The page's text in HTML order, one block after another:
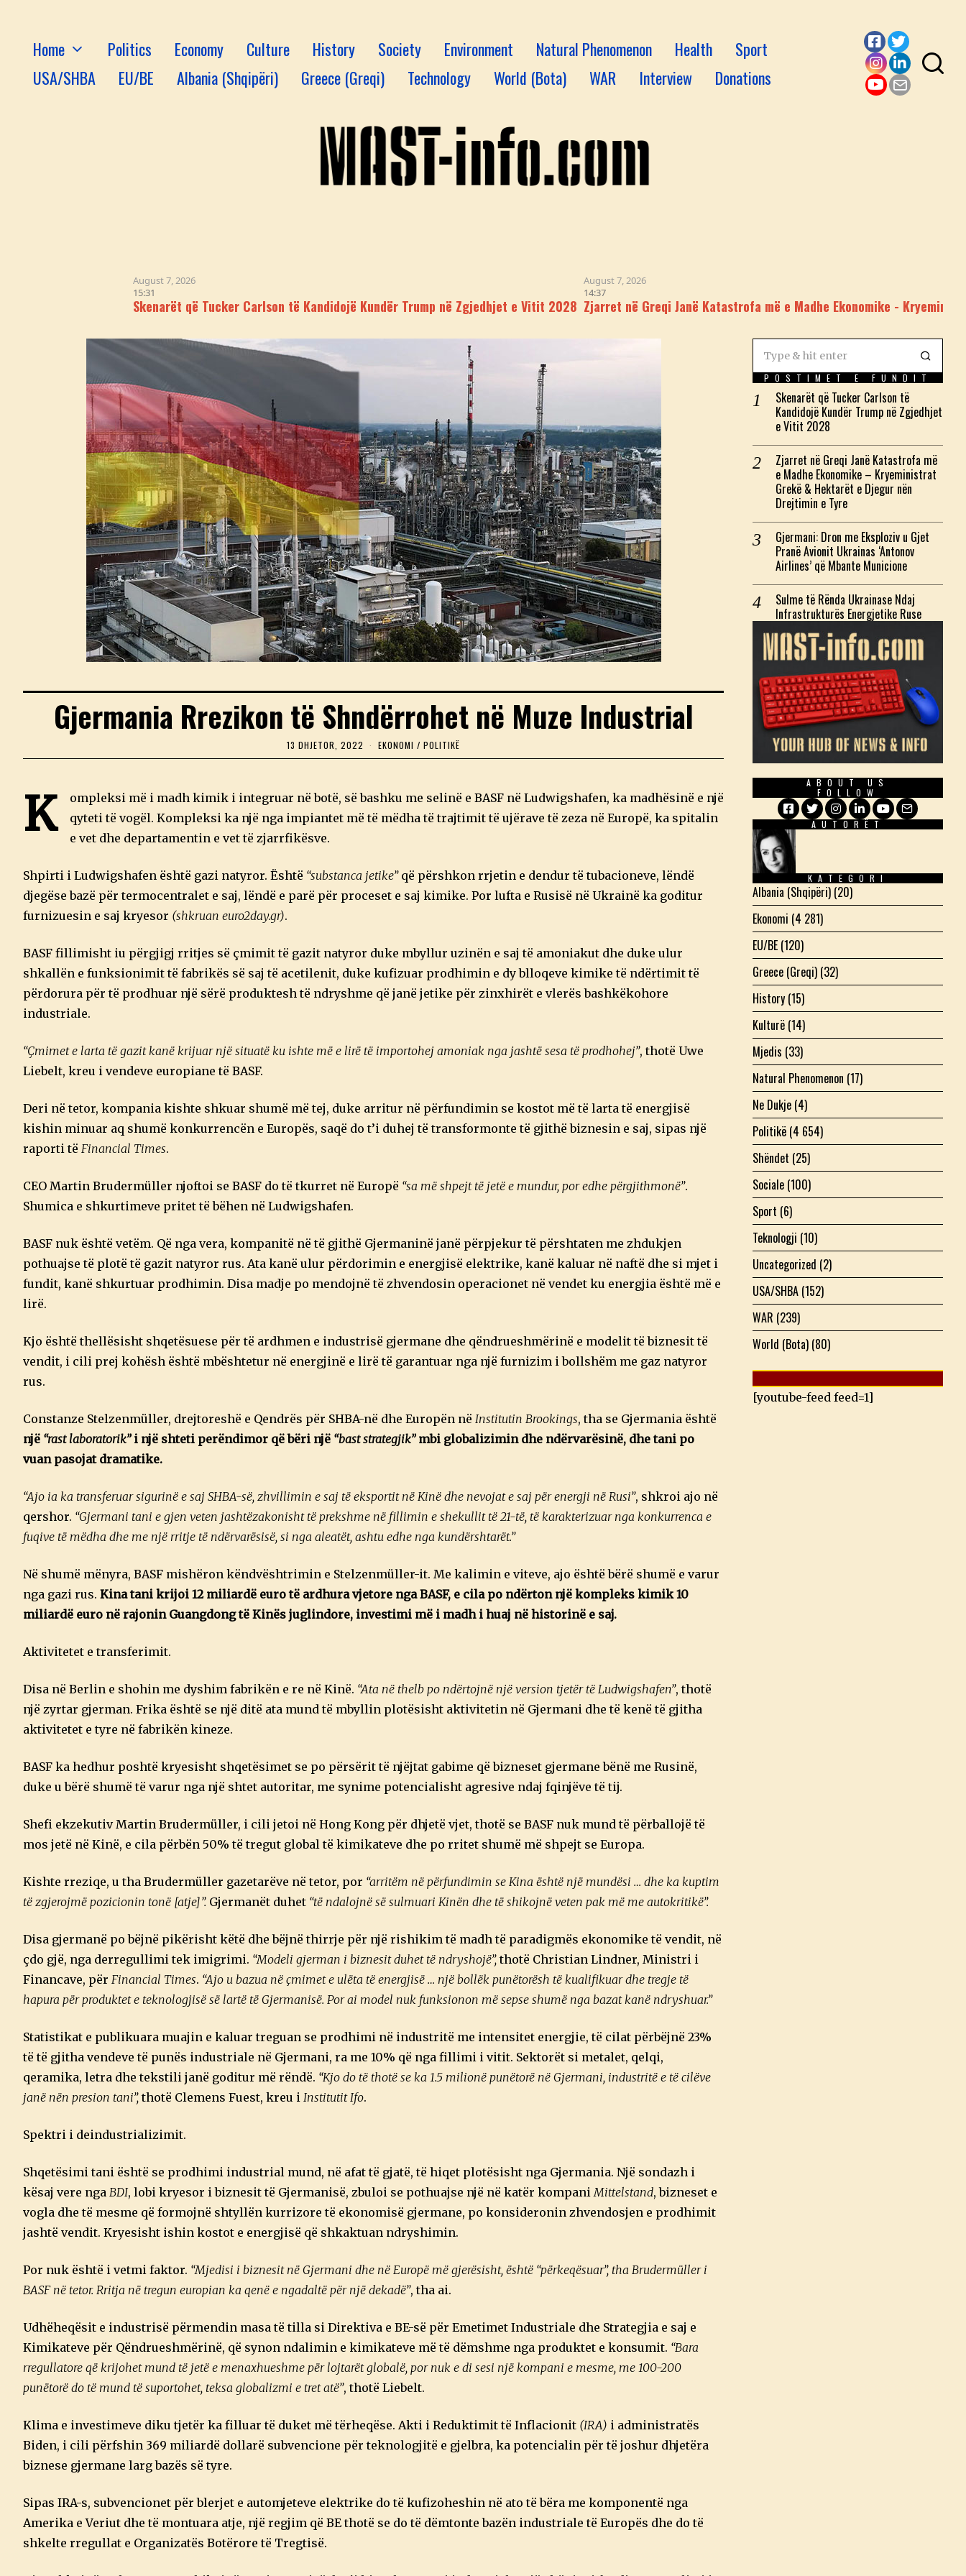
Home Politics Economy Culture History Society Environment Natural Phenomenon Health
Sport
USA/SHBA
EU/BE Albania (Shqipëri) Greece (Greqi) Technology World (Bota) WAR Interview Donations
Facebook
Twitter
Instagram
LinkedIn
August 7, 2026
Skenarët që Tucker Carlson të Kandidojë Kundër Trump në Zgjedhjet e Vitit 2028
August 7, 2026
Zjarret në Greqi Janë Katastrofa më e Madhe Ekonomike - Kryeministrat
Gjermania Rrezikon të Shndërrohet në Muze Industrial
13 DHJETOR, 2022
3
E
T
O
0
2
2
EKONOMI / POLITIKË
K
ompleksi më i madh kimik i integruar në botë, së bashku me selinë e BASF në Ludwigshafen, ka madhësinë e një
qyteti të vogël. Kompleksi ka një nga impiantet më të mëdha të trajtimit të ujërave të zeza në Europë, ka spitalin
e vet dhe departamentin e vet të zjarrfikësve.
Shpirti i Ludwigshafen është gazi natyror. Është “substanca jetike”që përshkon rrjetin e dendur të tubacioneve, lëndë
djegëse bazë për termocentralet e saj, lëndë e parë për proceset e saj kimike. Por lufta e Rusisë në Ukrainë ka goditur
furnizuesin e saj kryesor (shkruan euro2day.gr).
BASF fillimisht iu përgjigj rritjes së çmimit të gazit natyror duke mbyllur uzinën e saj të amoniakut dhe duke ulur
shkallën e funksionimit të fabrikës së saj të acetilenit, duke kufizuar prodhimin e dy blloqeve kimike të ndërtimit të
përdorura për të prodhuar një sërë produktesh të ndryshme që janë jetike për zinxhirët e vlerës bashkëkohore
industriale.
“Çmimet e larta të gazit kanë krijuar një situatë ku ishte më e lirë të importohej amoniak nga jashtë sesa të prodhohej”, thotë Uwe
Liebelt, kreu i vendeve europiane të BASF.
Deri në tetor, kompania kishte shkuar shumë më tej, duke arritur në përfundimin se kostot më të larta të energjisë
kishin minuar aq shumë konkurrencën e Europës, saqë do t’i duhej të transformonte të gjithë biznesin e saj, sipas një
raporti të Financial Times.
CEO Martin Brudermüller njoftoi se BASF do të tkurret në Europë “sa më shpejt të jetë e mundur, por edhe përgjithmonë”.
Shumica e shkurtimeve pritet të bëhen në Ludwigshafen.
BASF nuk është vetëm. Që nga vera, kompanitë në të gjithë Gjermaninë janë përpjekur të përshtaten me zhdukjen
pothuajse të plotë të gazit natyror rus. Ata kanë ulur përdorimin e energjisë elektrike, kanë kaluar në naftë dhe si mjet i
fundit, kanë shkurtuar prodhimin. Disa madje po mendojnë të zhvendosin operacionet në vendet ku energjia është më e
lirë.
Kjo është thellësisht shqetësuese për të ardhmen e industrisë gjermane dhe qëndrueshmërinë e modelit të biznesit të
vendit, i cili prej kohësh është mbështetur në energjinë e lirë të garantuar nga një furnizim i bollshëm me gaz natyror
rus.
Constanze Stelzenmüller, drejtoreshë e Qendrës për SHBA-në dhe Europën në Institutin Brookings, tha se Gjermania është
një “rast laboratorik” i një shteti perëndimor që bëri një “bast strategjik”mbi globalizimin dhe ndërvarësinë, dhe tani po
vuan pasojat dramatike.
“Ajo ia ka transferuar sigurinë e saj SHBA-së, zhvillimin e saj të eksportit në Kinë dhe nevojat e saj për energji në Rusi”, shkroi ajo në
qershor. “Gjermani tani e gjen veten jashtëzakonisht të prekshme në fillimin e shekullit të 21-të, të karakterizuar nga konkurrenca e
fuqive të mëdha dhe me një rritje të ndërvarësisë, si nga aleatët, ashtu edhe nga kundërshtarët.”
Në shumë mënyra, BASF mishëron këndvështrimin e Stelzenmüller-it. Me kalimin e viteve, ajo është bërë shumë e varur
nga gazi rus. Kina tani krijoi 12 miliardë euro të ardhura vjetore nga BASF, e cila po ndërton një kompleks kimik 10
miliardë euro në rajonin Guangdong të Kinës juglindore, investimi më i madh i huaj në historinë e saj.
Aktivitetet e transferimit.
Disa në Berlin e shohin me dyshim fabrikën e re në Kinë. “Ata në thelb po ndërtojnë një version tjetër të Ludwigshafen”, thotë
një zyrtar gjerman. Frika është se një ditë ata mund të mbyllin plotësisht aktivitetin në Gjermani dhe të kenë të gjitha
aktivitetet e tyre në fabrikën kineze.
BASF ka hedhur poshtë kryesisht shqetësimet se po përsërit të njëjtat gabime që bizneset gjermane bënë me Rusinë,
duke u bërë shumë të varur nga një shtet autoritar, me synime potencialisht agresive ndaj fqinjëve të tij.
Shefi ekzekutiv Martin Brudermüller, i cili jetoi në Hong Kong për dhjetë vjet, thotë se BASF nuk mund të përballojë të
mos jetë në Kinë, e cila përbën 50% të tregut global të kimikateve dhe po rritet shumë më shpejt se Europa.
Kishte rreziqe, u tha Brudermüller gazetarëve në tetor, por “arritëm në përfundimin se Kina është një mundësi … dhe ka kuptim
të zgjerojmë pozicionin tonë [atje]”. Gjermanët duhet “të ndalojnë së sulmuari Kinën dhe të shikojnë veten pak më me autokritikë”.
Disa gjermanë po bëjnë pikërisht këtë dhe bëjnë thirrje për një rishikim të madh të paradigmës ekonomike të vendit, në
çdo gjë, nga derregullimi tek imigrimi. “Modeli gjerman i biznesit duhet të ndryshojë”,thotë Christian Lindner, Ministri i
Financave, për Financial Times. “Ajo u bazua në çmimet e ulëta të energjisë … një bollëk punëtorësh të kualifikuar dhe tregje të
hapura për produktet e teknologjisë së lartë të Gjermanisë. Por ai model nuk funksionon më sepse shumë nga bazat kanë ndryshuar.”
Statistikat e publikuara muajin e kaluar treguan se prodhimi në industritë me intensitet energjie, të cilat përbëjnë 23%
të të gjitha vendeve të punës industriale në Gjermani, ra me 10% që nga fillimi i vitit. Sektorët si metalet, qelqi,
qeramika, letra dhe tekstili janë goditur më rëndë. “Kjo do të thotë se ka 1.5 milionë punëtorë në Gjermani, industritë e të cilëve
janë nën presion tani”,thotë Clemens Fuest, kreu i Institutit Ifo.
Spektri i deindustrializimit.
Shqetësimi tani është se prodhimi industrial mund, në afat të gjatë, të hiqet plotësisht nga Gjermania. Një sondazh i
kësaj vere nga BDI, lobi kryesor i biznesit të Gjermanisë, zbuloi se pothuajse një në katër kompaniMittelstand, bizneset e
vogla dhe të mesme që formojnë shtyllën kurrizore të ekonomisë gjermane, po konsideronin zhvendosjen e prodhimit
jashtë vendit. Kryesisht ishin kostot e energjisë që shkaktuan ndryshimin.
Por nuk është i vetmi faktor. “Mjedisi i biznesit në Gjermani dhe në Europë më gjerësisht, është “përkeqësuar”, tha Brudermüller i
BASF në tetor. Rritja në tregun europian ka qenë e ngadaltë për një dekadë”, tha ai.
Udhëheqësit e industrisë përmendin masa të tilla si Direktiva e BE-së për Emetimet Industriale dhe Strategjia e saj e
Kimikateve për Qëndrueshmërinë, që synon ndalimin e kimikateve më të dëmshme nga produktet e konsumit. “Bara
rregullatore që krijohet mund të jetë e menaxhueshme për lojtarët globalë, por nuk e di sesi një kompani e mesme, me 100-200
punëtorë do të mund të suportohet, teksa globalizmi e tret atë”, thotë Liebelt.
Klima e investimeve diku tjetër ka filluar të duket më tërheqëse. Akti i Reduktimit të Inflacionit (IRA) i administratës
Biden, i cili përfshin 369 miliardë dollarë subvencione për teknologjitë e gjelbra, ka potencialin për të joshur dhjetëra
biznese gjermane larg bazës së tyre.
Sipas IRA-s, subvencionet për blerjet e automjeteve elektrike do të kufizoheshin në ato të bëra me komponentë nga
Amerika e Veriut dhe të montuara atje, një regjim që BE thotë se do të dëmtonte bazën industriale të Europës dhe do të
shkelte rregullat e Organizatës Botërore të Tregtisë.
POSTIMET E FUNDIT
Skenarët që Tucker Carlson të
Kandidojë Kundër Trump në Zgjedhjet
e Vitit 2028
Zjarret në Greqi Janë Katastrofa më
e Madhe Ekonomike – Kryeministrat
Grekë & Hektarët e Djegur nën
Drejtimin e Tyre
Gjermani: Dron me Eksploziv u Gjet
Pranë Avionit Ukrainas ‘Antonov
Airlines’ që Mbante Municione
Sulme të Rënda Ukrainase Ndaj
Infrastrukturës Energjetike Ruse
ABOUT US
FOLLOW
Facebook
TwitterInstagram
LinkedIn
YouTube
Email
AUTORËT
KATEGORI
Albania (Shqipëri) (20)
Ekonomi (4 281)
EU/BE (120)
Greece (Greqi) (32)
History (15)
Kulturë (14)
Mjedis (33)
Natural Phenomenon (17)
Ne Dukje (4)
Politikë (4 654)
Shëndet (25)
Sociale (100)
Sport (6)
Teknologji (10)
Uncategorized (2)
USA/SHBA (152)
WAR (239)
World (Bota) (80)
[youtube-feed feed=1]